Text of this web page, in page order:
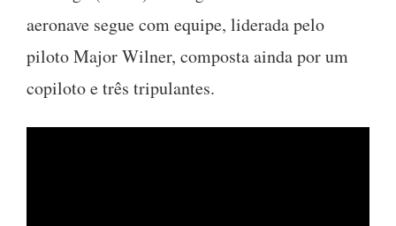
aeronave segue com equipe, liderada pelo
piloto Major Wilner, composta ainda por um
copiloto e três tripulantes.